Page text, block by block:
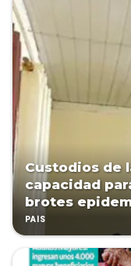
Custodios de
capacidad
brotes
PAÍS